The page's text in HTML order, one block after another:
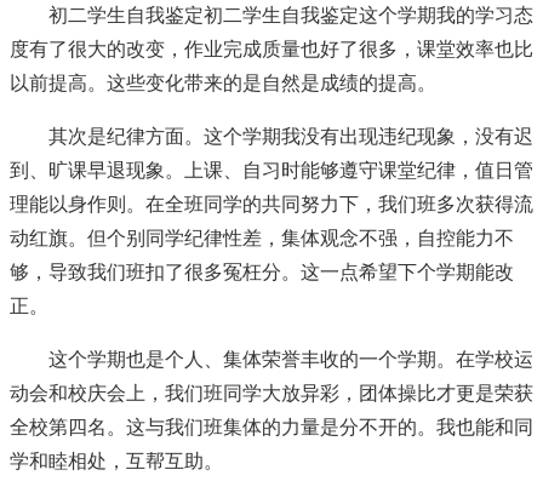
初二学生自我鉴定初二学生自我鉴定这个学期我的学习态
度有了很大的改变，作业完成质量也好了很多，课堂效率也比
以前提高。这些变化带来的是自然是成绩的提高。
其次是纪律方面。这个学期我没有出现违纪现象，没有迟
到、旷课早退现象。上课、自习时能够遵守课堂纪律，值日管
理能以身作则。在全班同学的共同努力下，我们班多次获得流
动红旗。但个别同学纪律性差，集体观念不强，自控能力不
够，导致我们班扣了很多冤枉分。这一点希望下个学期能改
正。
这个学期也是个人、集体荣誉丰收的一个学期。在学校运
动会和校庆会上，我们班同学大放异彩，团体操比才更是荣获
全校第四名。这与我们班集体的力量是分不开的。我也能和同
学和睦相处，互帮互助。